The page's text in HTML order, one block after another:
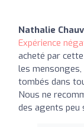
Nathalie
Expérience
acheté par
les
tombés dans
Nous ne
des agents peu